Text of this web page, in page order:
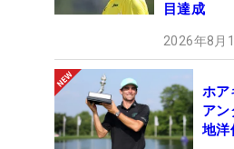
「いい意味で右サイドが高い」右肩の位
目達成
2026年8月
ホア
ア
地洋